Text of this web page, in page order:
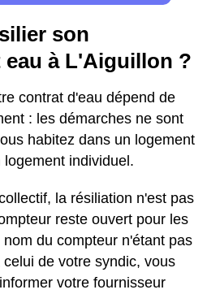
son
eau à L'Aiguillon ?
contrat d'eau dépend de
: les démarches ne sont
habitez dans un logement
individuel.
la résiliation n'est pas
reste ouvert pour les
du compteur n'étant pas
de votre syndic, vous
votre fournisseur